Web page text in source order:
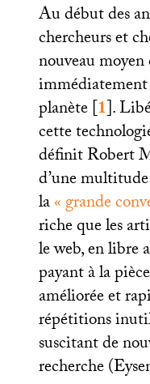
Au début des
chercheurs et
nouveau
immédiatement
planète[1].
cette
définit Robert
d’une
la«grande
riche que les
le web, en libre
payant à la
améliorée et
répétitions
suscitant de
recherche